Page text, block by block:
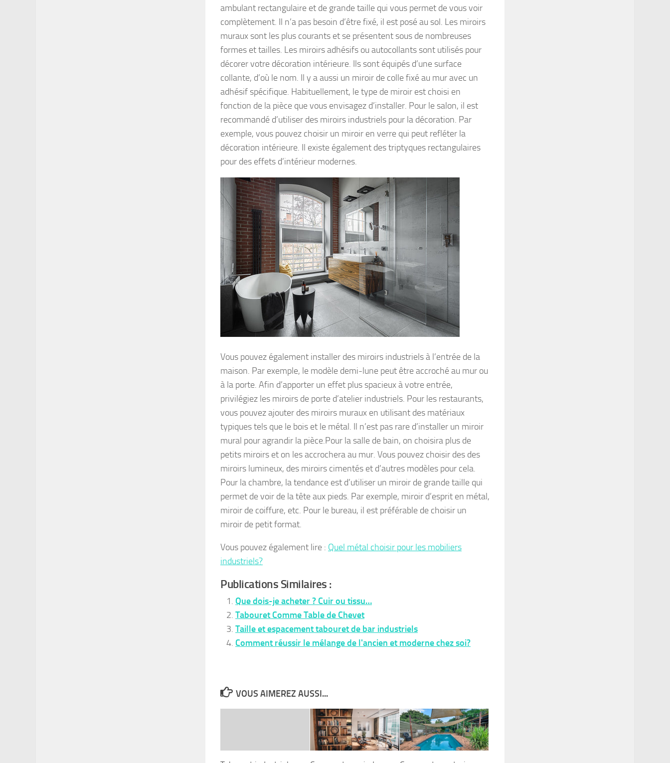
ambulant rectangulaire et de grande taille qui vous permet de vous voir
complètement. Il n’a pas besoin d’être fixé, il est posé au sol. Les miroirs
muraux sont les plus courants et se présentent sous de nombreuses
formes et tailles. Les miroirs adhésifs ou autocollants sont utilisés pour
décorer votre décoration intérieure. Ils sont équipés d’une surface
collante, d’où le nom. Il y a aussi un miroir de colle fixé au mur avec un
adhésif spécifique. Habituellement, le type de miroir est choisi en
fonction de la pièce que vous envisagez d’installer. Pour le salon, il est
recommandé d’utiliser des miroirs industriels pour la décoration. Par
exemple, vous pouvez choisir un miroir en verre qui peut refléter la
décoration intérieure. Il existe également des triptyques rectangulaires
pour des effets d’intérieur modernes.
Vous pouvez également installer des miroirs industriels à l’entrée de la
maison. Par exemple, le modèle demi-lune peut être accroché au mur ou
à la porte. Afin d’apporter un effet plus spacieux à votre entrée,
privilégiez les miroirs de porte d’atelier industriels. Pour les restaurants,
vous pouvez ajouter des miroirs muraux en utilisant des matériaux
typiques tels que le bois et le métal. Il n’est pas rare d’installer un miroir
mural pour agrandir la pièce.Pour la salle de bain, on choisira plus de
petits miroirs et on les accrochera au mur. Vous pouvez choisir des des
miroirs lumineux, des miroirs cimentés et d’autres modèles pour cela.
Pour la chambre, la tendance est d’utiliser un miroir de grande taille qui
permet de voir de la tête aux pieds. Par exemple, miroir d’esprit en métal,
miroir de coiffure, etc. Pour le bureau, il est préférable de choisir un
miroir de petit format.
Vous pouvez également lire : Quel métal choisir pour les mobiliers
industriels?
Publications Similaires :
Que dois-je acheter ? Cuir ou tissu…
Tabouret Comme Table de Chevet
Taille et espacement tabouret de bar industriels
Comment réussir le mélange de l'ancien et moderne chez soi?
VOUS AIMEREZ AUSSI...